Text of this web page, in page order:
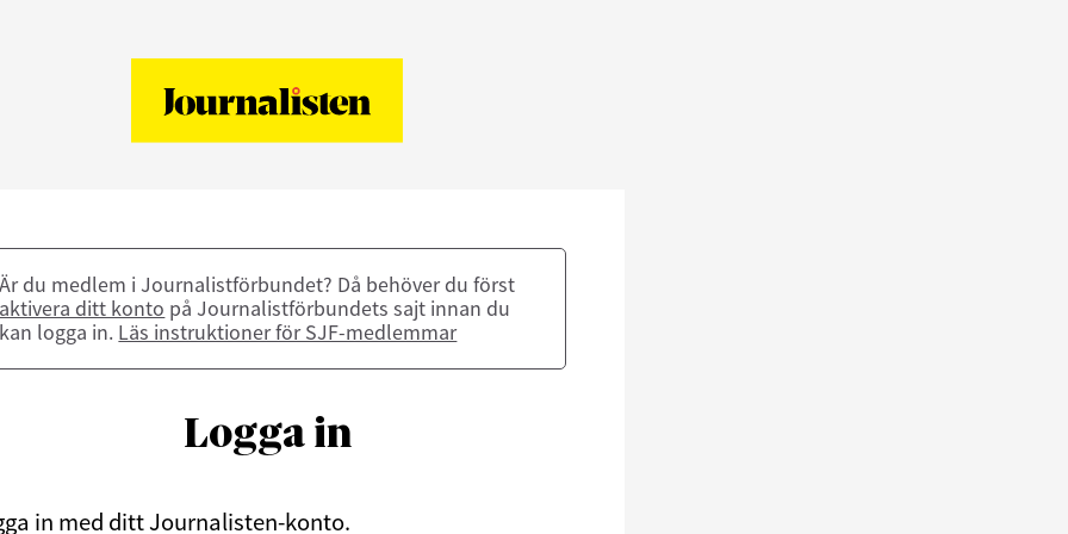
Är du medlem i Journalistförbundet? Då behöver du först
aktivera ditt konto på Journalistförbundets sajt innan du
kan logga in. Läs instruktioner för SJF-medlemmar
Logga in
in med ditt Journalisten-konto.